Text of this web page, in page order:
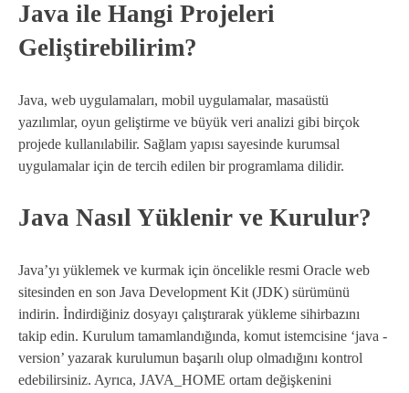
Java ile Hangi Projeleri
Geliştirebilirim?
Java, web uygulamaları, mobil uygulamalar, masaüstü
yazılımlar, oyun geliştirme ve büyük veri analizi gibi birçok
projede kullanılabilir. Sağlam yapısı sayesinde kurumsal
uygulamalar için de tercih edilen bir programlama dilidir.
Java Nasıl Yüklenir ve Kurulur?
Java’yı yüklemek ve kurmak için öncelikle resmi Oracle web
sitesinden en son Java Development Kit (JDK) sürümünü
indirin. İndirdiğiniz dosyayı çalıştırarak yükleme sihirbazını
takip edin. Kurulum tamamlandığında, komut istemcisine ‘java -
version’ yazarak kurulumun başarılı olup olmadığını kontrol
edebilirsiniz. Ayrıca, JAVA_HOME ortam değişkenini